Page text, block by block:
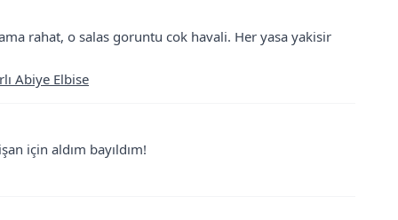
rahat, o salas goruntu cok havali. Her yasa yakisir
Abiye Elbise
için aldım bayıldım!